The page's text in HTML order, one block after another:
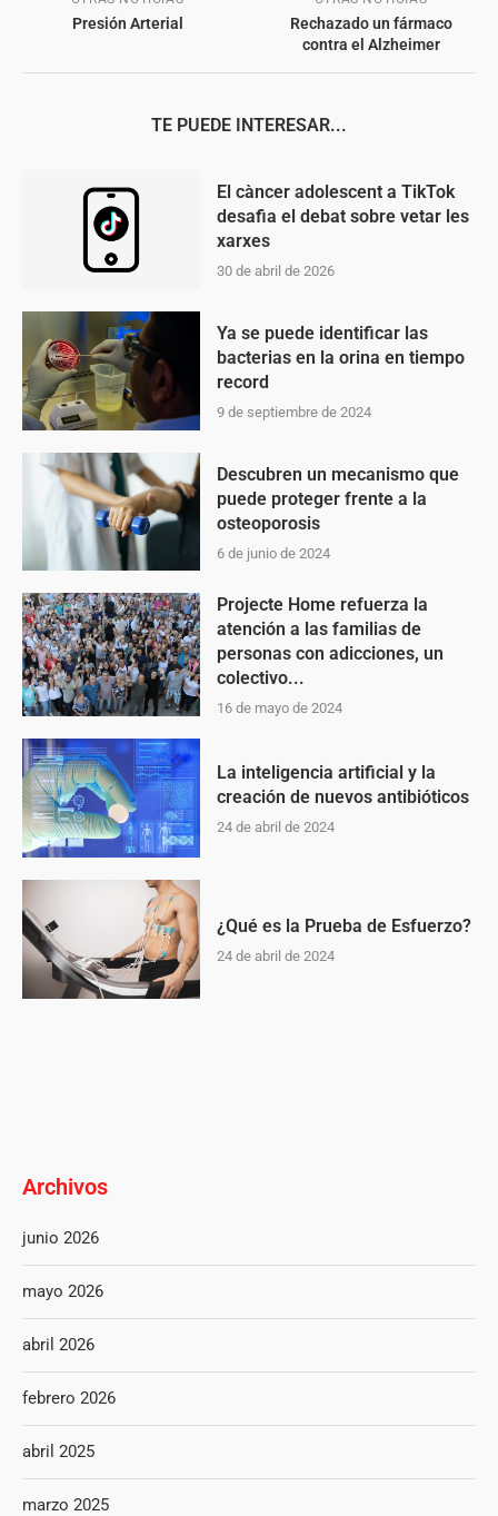
Presión Arterial
Rechazado un fármaco
contra el Alzheimer
TE PUEDE INTERESAR...
El càncer adolescent a TikTok
desafia el debat sobre vetar les
xarxes
30 de abril de 2026
Ya se puede identificar las
bacterias en la orina en tiempo
record
9 de septiembre de 2024
Descubren un mecanismo que
puede proteger frente a la
osteoporosis
6 de junio de 2024
Projecte Home refuerza la
atención a las familias de
personas con adicciones, un
colectivo...
16 de mayo de 2024
La inteligencia artificial y la
creación de nuevos antibióticos
24 de abril de 2024
¿Qué es la Prueba de Esfuerzo?
24 de abril de 2024
Archivos
junio 2026
mayo 2026
abril 2026
febrero 2026
abril 2025
marzo 2025